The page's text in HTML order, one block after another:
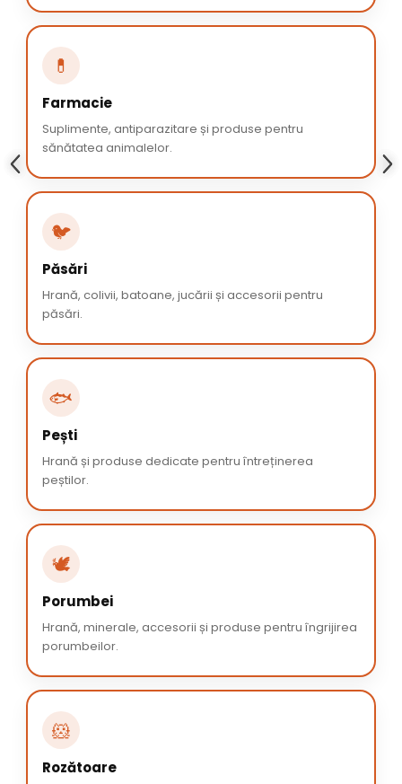
💊
Farmacie
Suplimente, antiparazitare și produse pentru
sănătatea animalelor.
🐦
Păsări
Hrană, colivii, batoane, jucării și accesorii pentru
păsări.
🐟
Pești
Hrană și produse dedicate pentru întreținerea
peștilor.
🕊️
Porumbei
Hrană, minerale, accesorii și produse pentru îngrijirea
porumbeilor.
🐹
Rozătoare